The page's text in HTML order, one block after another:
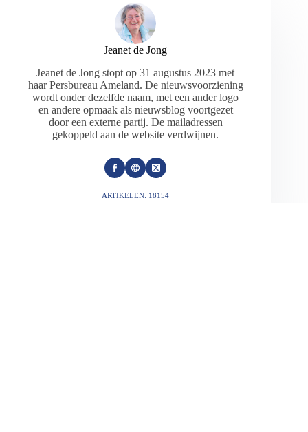
Jeanet de Jong
Jeanet de Jong stopt op 31 augustus 2023 met
haar Persbureau Ameland. De nieuwsvoorziening
wordt onder dezelfde naam, met een ander logo
en andere opmaak als nieuwsblog voortgezet
door een externe partij. De mailadressen
gekoppeld aan de website verdwijnen.
ARTIKELEN: 18154